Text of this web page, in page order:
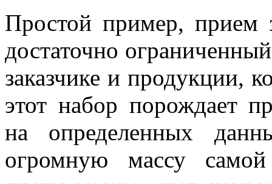
Простой пример, прием
достаточно
заказчике и продукции,
этот набор порождает
на определенных
огромную массу самой